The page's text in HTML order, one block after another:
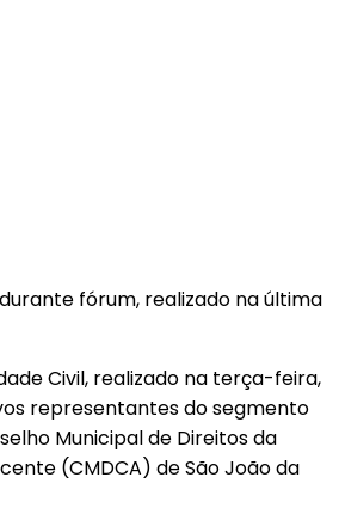
fórum, realizado na última
Civil, realizado na terça-feira,
representantes do segmento
Municipal de Direitos da
(CMDCA) de São João da